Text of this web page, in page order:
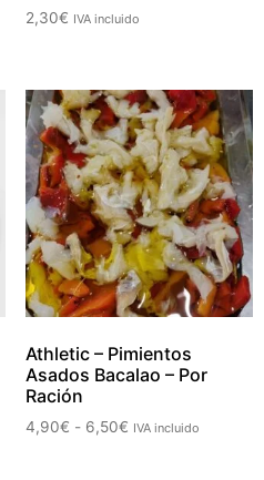
2,30€ IVA incluido
Athletic – Pimientos
Asados Bacalao – Por
Ración
4,90€ - 6,50€ IVA incluido